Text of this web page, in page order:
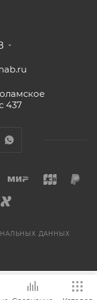
437
ДАННЫХ